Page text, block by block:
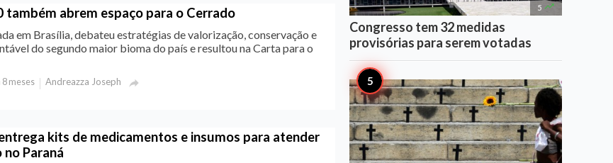
também abrem espaço para o Cerrado
em Brasília, debateu estratégias de valorização, conservação e
do segundo maior bioma do país e resultou na Carta para o
8 meses Andreazza Joseph 
kits de medicamentos e insumos para atender
Paraná
5 
Congresso tem 32 medidas
provisórias para serem votadas